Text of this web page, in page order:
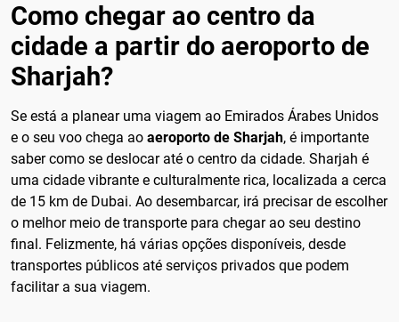
Como chegar ao centro da
cidade a partir do aeroporto de
Sharjah?
Se está a planear uma viagem ao Emirados Árabes Unidos
e o seu voo chega ao aeroporto de Sharjah, é importante
saber como se deslocar até o centro da cidade. Sharjah é
uma cidade vibrante e culturalmente rica, localizada a cerca
de 15 km de Dubai. Ao desembarcar, irá precisar de escolher
o melhor meio de transporte para chegar ao seu destino
final. Felizmente, há várias opções disponíveis, desde
transportes públicos até serviços privados que podem
facilitar a sua viagem.